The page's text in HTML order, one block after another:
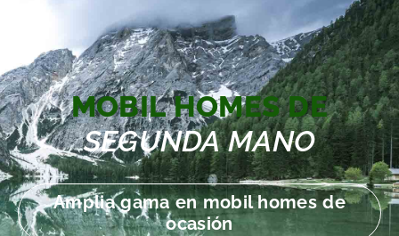
MOBIL HOMES DE
SEGUNDA MANO
Amplia gama en mobil homes de
ocasión